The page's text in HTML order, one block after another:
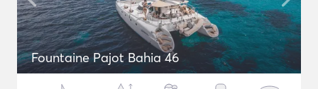
Fountaine Pajot Bahia 46